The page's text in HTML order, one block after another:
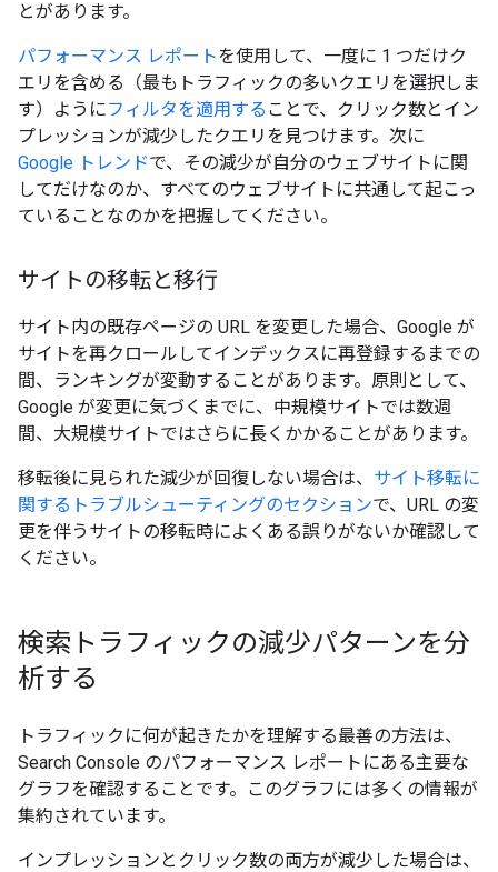
とがあります。
パフォーマンス レポートを使用して、一度に 1 つだけク
エリを含める（最もトラフィックの多いクエリを選択しま
す）ようにフィルタを適用する ことで、クリック数とイン
プレッションが減少したクエリを見つけます。次に
Google トレンドで、その減少が自分のウェブサイトに関
してだけなのか、すべてのウェブサイトに共通して起こっ
ていることなのかを把握してください。
サイトの移転と移行
サイト内の既存ページの URL を変更した場合、Google が
サイトを再クロールしてインデックスに再登録するまでの
間、ランキングが変動することがあります。原則として、
Google が変更に気づくまでに、中規模サイトでは数週
間、大規模サイトではさらに長くかかることがあります。
移転後に見られた減少が回復しない場合は、 サイト移転に
関するトラブルシューティングのセクションで、URL の変
更を伴うサイトの移転時によくある誤りがないか確認して
ください。
検索トラフィックの減少パターンを分
析する
トラフィックに何が起きたかを理解する最善の方法は、
Search Console のパフォーマンス レポートにある主要な
グラフを確認することです。このグラフには多くの情報が
集約されています。
インプレッションとクリック数の両方が減少した場合は、